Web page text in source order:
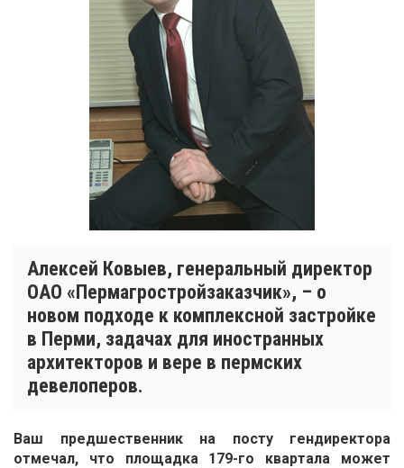
Алексей Ковыев, генеральный директор
ОАО «Пермагростройзаказчик», – о
новом подходе к комплексной застройке
в Перми, задачах для иностранных
архитекторов и вере в пермских
девелоперов.
Ваш предшественник на посту гендиректора
отмечал, что площадка 179-го квартала может